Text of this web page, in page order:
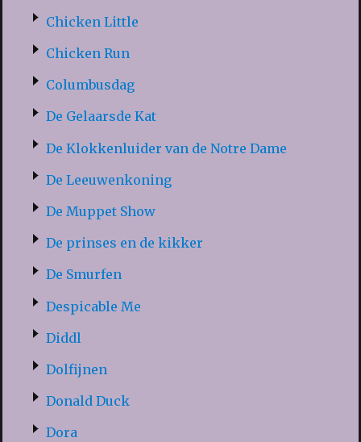
Chicken Little
Chicken Run
Columbusdag
De Gelaarsde Kat
De Klokkenluider van de Notre Dame
De Leeuwenkoning
De Muppet Show
De prinses en de kikker
De Smurfen
Despicable Me
Diddl
Dolfijnen
Donald Duck
Dora